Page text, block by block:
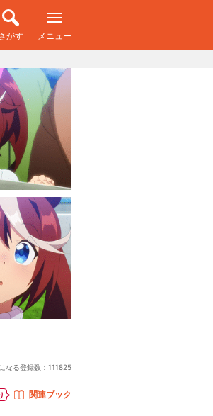
がす メニュー
なる登録数： 111825
関連ブック